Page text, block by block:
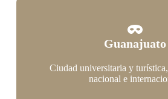
Guanajuato
Ciudad universitaria y
nacional e